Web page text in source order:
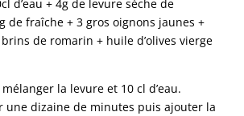
d’eau + 4g de levure sèche de
de fraîche + 3 gros oignons jaunes +
de romarin + huile d’olives vierge
la levure et 10 cl d’eau.
une dizaine de minutes puis ajouter la